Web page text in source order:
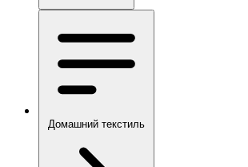
Домашний текстиль